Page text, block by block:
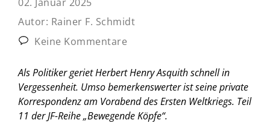
Autor: Rainer F. Schmidt
Keine Kommentare
Als Politiker geriet Herbert Henry Asquith schnell in
Vergessenheit. Umso bemerkenswerter ist seine private
Korrespondenz am Vorabend des Ersten Weltkriegs. Teil
11 der JF-Reihe „Bewegende Köpfe“.